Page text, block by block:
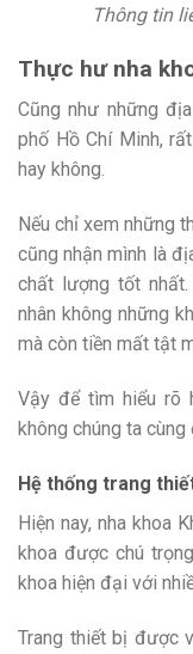
Thông tin
Thực hư nha
Cũng như những
phố Hồ Chí Minh,
hay không.
Nếu chỉ xem những
cũng nhận mình là
chất lượng tốt
nhân không những
mà còn tiền mất tật
Vậy để tìm hiểu rõ
không chúng ta
Hệ thống trang
Hiện nay, nha khoa
khoa được chú
khoa hiện đại với
Trang thiết bị được